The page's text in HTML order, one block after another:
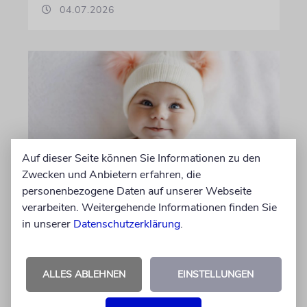
04.07.2026
BUNDESAMT FÜR STATISTIK
Dieser hebräische Vorname
Schweizer Eltern
Auch in der Schweiz wählen Eltern weiterhin
häufig biblische Namen für ihr Neugeborenes
Auf dieser Seite können Sie Informationen zu den
Zwecken und Anbietern erfahren, die
personenbezogene Daten auf unserer Webseite
verarbeiten. Weitergehende Informationen finden Sie
in unserer Datenschutzerklärung.
ALLES ABLEHNEN EINSTELLUNGEN